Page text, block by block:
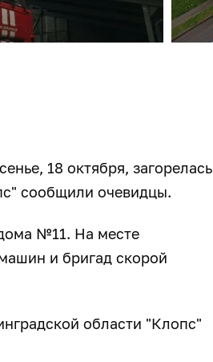
18 октября, загорелась
сообщили очевидцы.
№11. На месте
и бригад скорой
области "Клопс"